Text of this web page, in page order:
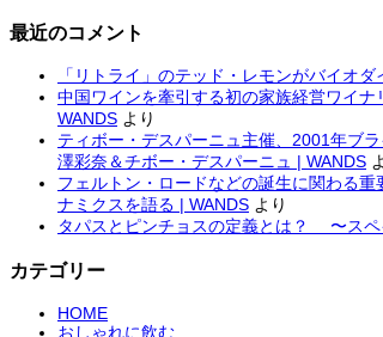
最近のコメント
「リトライ」のテッド・レモンがバイオダ
中国ワインを牽引する初の家族経営ワイ
WANDS より
ティボー・デスパーニュ主催、2001年ブ
澤彩奈＆チボー・デスパーニュ | WANDS
フェルトン・ロードなどの誕生に関わる
ナミクスを語る | WANDS より
タパスとピンチョスの定義とは？ 〜スペ
カテゴリー
HOME
おしゃれに飲む